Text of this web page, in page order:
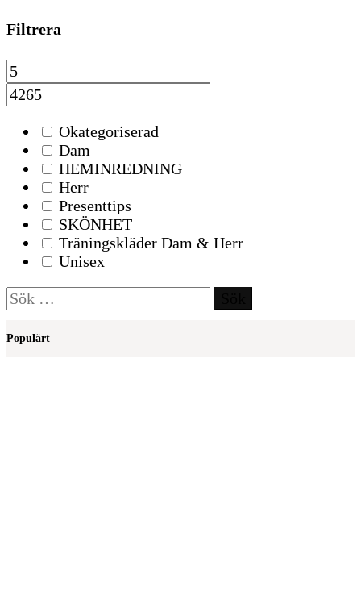
Filtrera
Okategoriserad
Dam
HEMINREDNING
Herr
Presenttips
SKÖNHET
Träningskläder Dam & Herr
Unisex
Sök
efter:
Populärt